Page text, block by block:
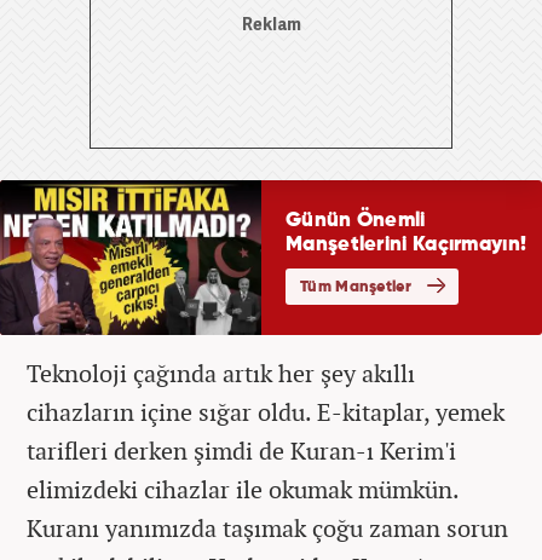
Teknoloji çağında artık her şey akıllı
cihazların içine sığar oldu. E-kitaplar, yemek
tarifleri derken şimdi de Kuran-ı Kerim'i
elimizdeki cihazlar ile okumak mümkün.
Kuranı yanımızda taşımak çoğu zaman sorun